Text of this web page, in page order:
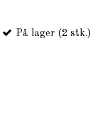
På lager (2 stk.)